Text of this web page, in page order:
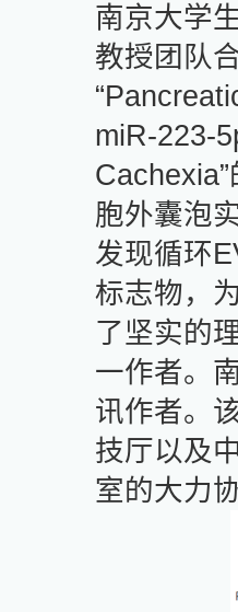
南京大学
教授团队
“
miR-223-
Cachexia”
胞外囊泡
发现循环
标志物，
了坚实的
一作者。
讯作者。
技厅以及
室的大力